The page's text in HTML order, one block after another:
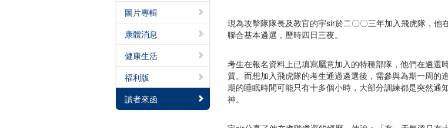
圖片專輯
康體消息
健康生活
福利版
讀者來函
現為攻擊隊隊長及教官的宇sir於二〇〇三年加入飛虎隊，
聯合基本遴選，歷時四日三夜。
考生在報名資料上已填寫屬意加入的特種部隊，他們在遴
質。而想加入飛虎隊的考生通過遴選後，需參與為期一周
期的睡眠時間可能只有十多個小時，大部分訓練都是突然
神。